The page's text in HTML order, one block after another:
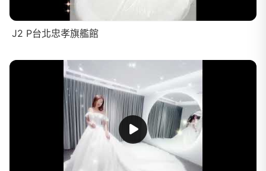
J2 P台北忠孝旗艦館